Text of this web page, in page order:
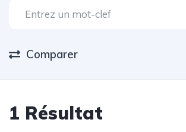
Comparer
1 Résultat